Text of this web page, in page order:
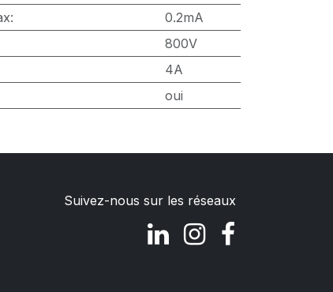
:
0.2mA
800V
4A
oui
Suivez-nous sur les réseaux